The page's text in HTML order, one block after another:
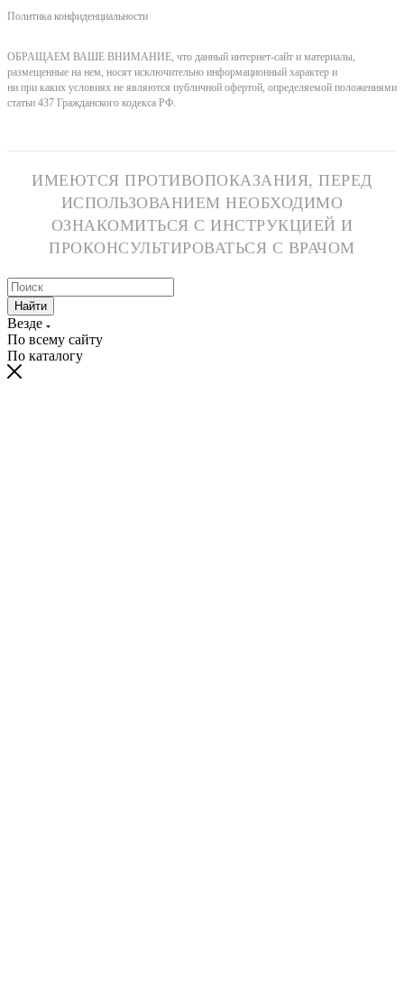
Политика конфиденциальности
ОБРАЩАЕМ ВАШЕ ВНИМАНИЕ, что данный интернет-сайт и материалы,
размещенные на нем, носят исключительно информационный характер и
ни при каких условиях не являются публичной офертой, определяемой положениями
статьи 437 Гражданского кодекса РФ.
ИМЕЮТСЯ ПРОТИВОПОКАЗАНИЯ, ПЕРЕД
ИСПОЛЬЗОВАНИЕМ НЕОБХОДИМО
ОЗНАКОМИТЬСЯ С ИНСТРУКЦИЕЙ И
ПРОКОНСУЛЬТИРОВАТЬСЯ С ВРАЧОМ
Найти
Везде
По всему сайту
По каталогу